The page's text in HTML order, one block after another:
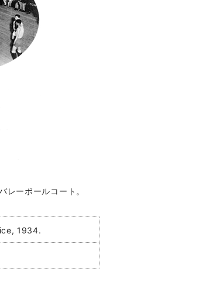
レーボールコート。
1934.